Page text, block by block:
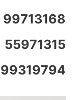
99713168
55971315
99319794